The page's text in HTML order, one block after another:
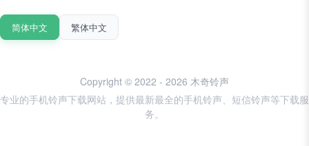
简体中文 繁体中文
Copyright © 2022 - 2026 木奇铃声
专业的手机铃声下载网站，提供最新最全的手机铃声、短信铃声等下载服
务。